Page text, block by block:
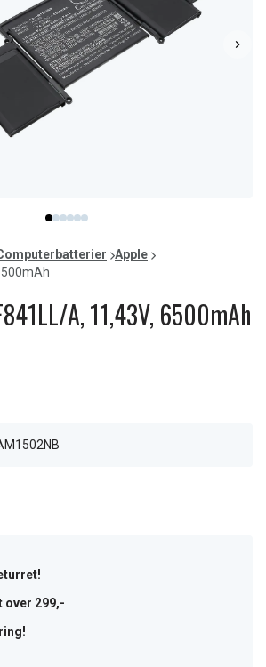
item
0
item
1
item
2
item
3
item
4
item
5
Apple
A, 11,43V, 6500mAh
over 299,-